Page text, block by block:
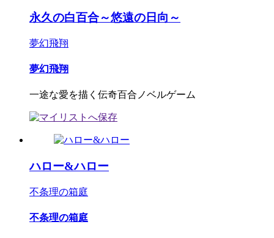
永久の白百合～悠遠の日向～
夢幻飛翔
夢幻飛翔
一途な愛を描く伝奇百合ノベルゲーム
ハロー&ハロー
不条理の箱庭
不条理の箱庭